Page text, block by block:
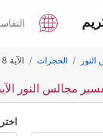
الحجرات الآية 8
مجالس النور الآية